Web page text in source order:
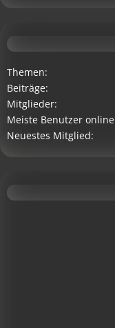
Themen
Beiträge
Mitglieder
Meiste Benutzer online
Neuestes Mitglied